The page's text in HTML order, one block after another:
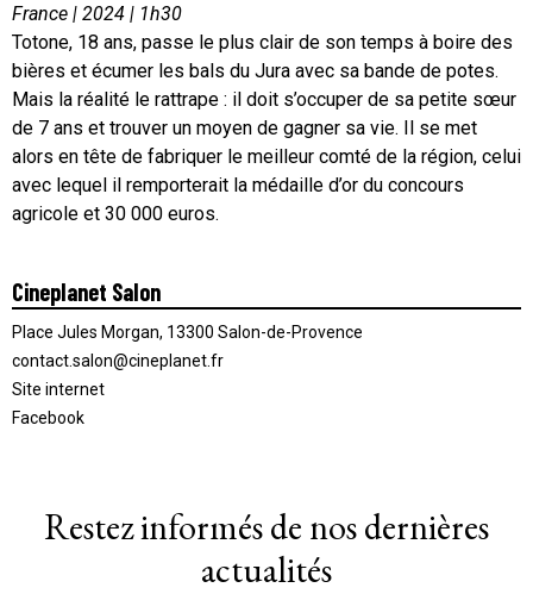
France | 2024 | 1h30
Totone, 18 ans, passe le plus clair de son temps à boire des
bières et écumer les bals du Jura avec sa bande de potes.
Mais la réalité le rattrape : il doit s’occuper de sa petite sœur
de 7 ans et trouver un moyen de gagner sa vie. Il se met
alors en tête de fabriquer le meilleur comté de la région, celui
avec lequel il remporterait la médaille d’or du concours
agricole et 30 000 euros.
Cineplanet Salon
Place Jules Morgan, 13300 Salon-de-Provence
contact.salon@cineplanet.fr
Site internet
Facebook
Restez informés de nos dernières
actualités